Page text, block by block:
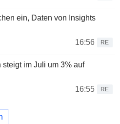
ein, Daten von Insights
16:56
RE
steigt im Juli um 3% auf
16:55
RE